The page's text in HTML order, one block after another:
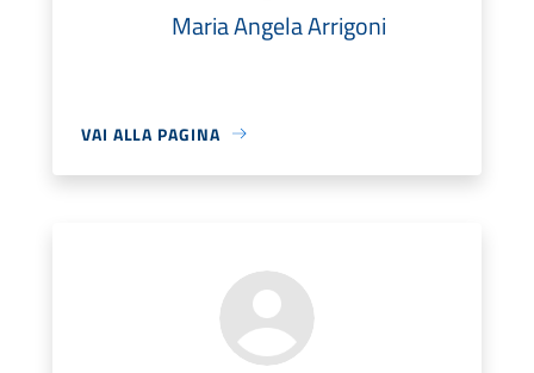
Maria Angela Arrigoni
VAI ALLA PAGINA